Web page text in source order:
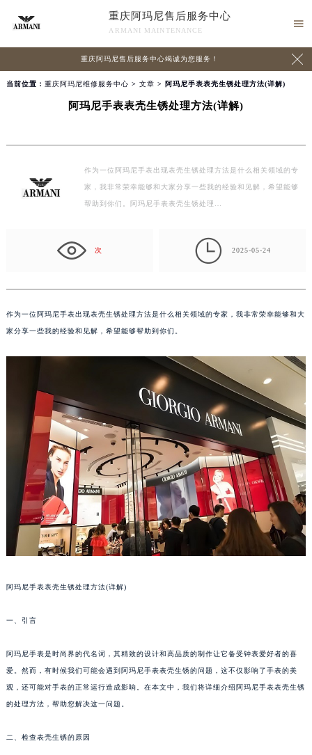
重庆阿玛尼售后服务中心
ARMANI MAINTENANCE

重庆阿玛尼售后服务中心竭诚为您服务！ 
当前位置： 重庆阿玛尼维修服务中心 > 文章 > 阿玛尼手表表壳生锈处理方法(详解)
阿玛尼手表表壳生锈处理方法(详解)
作为一位阿玛尼手表出现表壳生锈处理方法是什么相关领域的专
家，我非常荣幸能够和大家分享一些我的经验和见解，希望能够
帮助到你们。阿玛尼手表表壳生锈处理…
次  2025-05-24
作为一位阿玛尼手表出现表壳生锈处理方法是什么相关领域的专家，我非常荣幸能够和大
家分享一些我的经验和见解，希望能够帮助到你们。
阿玛尼手表表壳生锈处理方法(详解)
一、引言
阿玛尼手表是时尚界的代名词，其精致的设计和高品质的制作让它备受钟表爱好者的喜
爱。然而，有时候我们可能会遇到阿玛尼手表表壳生锈的问题，这不仅影响了手表的美
观，还可能对手表的正常运行造成影响。在本文中，我们将详细介绍阿玛尼手表表壳生锈
的处理方法，帮助您解决这一问题。
二、检查表壳生锈的原因